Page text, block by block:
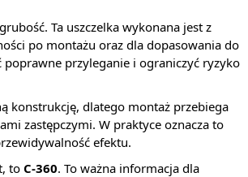
Ta uszczelka wykonana jest z
po montażu oraz dla dopasowania do
poprawne przyleganie i ograniczyć ryzyko
konstrukcję, dlatego montaż przebiega
zastępczymi. W praktyce oznacza to
efektu.
to C-360. To ważna informacja dla